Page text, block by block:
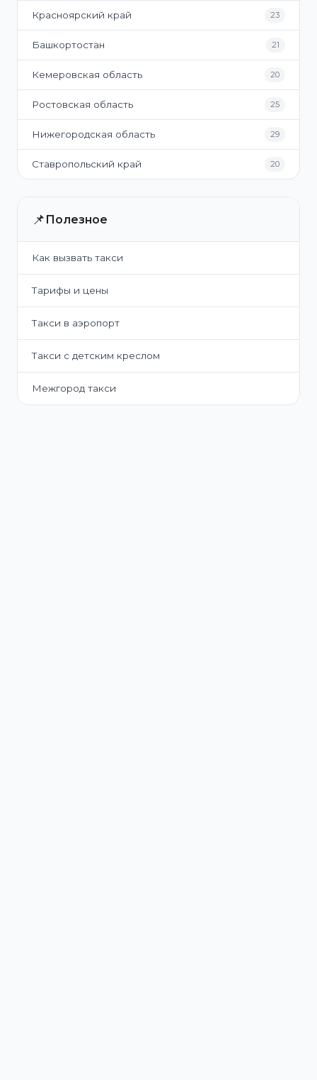
Красноярский край 23
Башкортостан 21
Кемеровская область 20
Ростовская область 25
Нижегородская область 29
Ставропольский край 20
📌 Полезное
Как вызвать такси
Тарифы и цены
Такси в аэропорт
Такси с детским креслом
Межгород такси